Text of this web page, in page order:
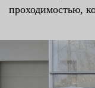
проходимостью,